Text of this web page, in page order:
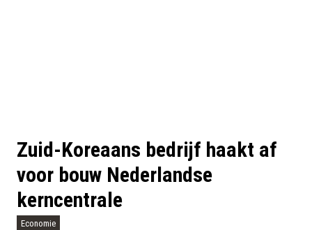
Zuid-Koreaans bedrijf haakt af
voor bouw Nederlandse
kerncentrale
Economie